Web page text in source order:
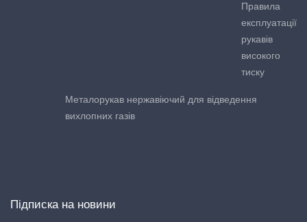
Правила
експлуатації
рукавів
високого
тиску
Металорукав нержавіючий для відведення
вихлопних газів
Підписка на новини